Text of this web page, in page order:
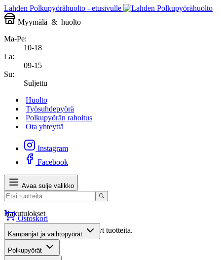
Lahden Polkupyörähuolto - etusivulle
Myymälä & huolto
Ma-Pe:
10-18
La:
09-15
Su:
Suljettu
Huolto
Työsuhdepyörä
Polkupyörän rahoitus
Ota yhteyttä
Instagram
Facebook
Avaa sulje valikko
Hakutulokset
Valitettavasti haullasi ei löytynyt tuotteita.
Suositut osastot
Ostoskori
Kampanjat ja vaihtopyörät
Polkupyörät